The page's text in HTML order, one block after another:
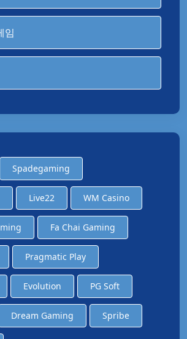
임
Spadegaming
Live22 WM Casino
Fa Chai Gaming
Pragmatic Play
Evolution PG Soft
Dream Gaming Spribe